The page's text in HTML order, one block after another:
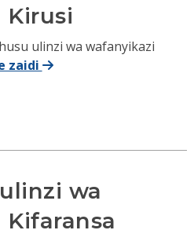
Kirusi
ulinzi wa wafanyikazi
zaidi
wa